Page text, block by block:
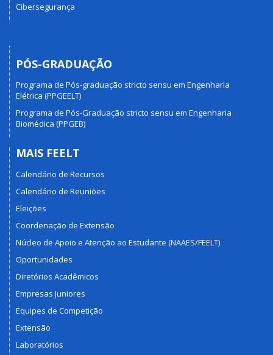
Cibersegurança
PÓS-GRADUAÇÃO
Programa de Pós-graduação stricto sensu em Engenharia
Elétrica (PPGEELT)
Programa de Pós-Graduação stricto sensu em Engenharia
Biomédica (PPGEB)
MAIS FEELT
Calendário de Recursos
Calendário de Reuniões
Eleições
Coordenação de Extensão
Núcleo de Apoio e Atenção ao Estudante (NAAES/FEELT)
Oportunidades
Diretórios Acadêmicos
Empresas Juniores
Equipes de Competição
Extensão
Laboratórios